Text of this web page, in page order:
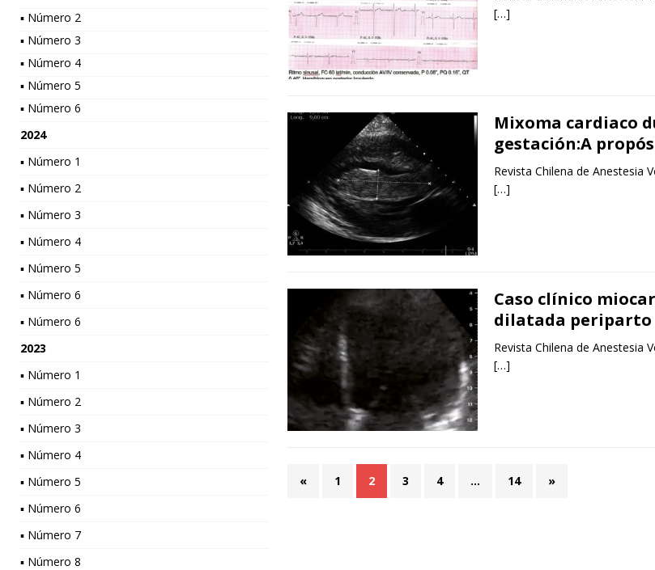
[…]
Mixoma cardiaco
gestación:A
Revista Chilena de Anestesia
[…]
Caso clínico
dilatada periparto
Revista Chilena de Anestesia
[…]
« 1 2 3 4 … 14 »
▪ Número 2
▪ Número 3
▪ Número 4
▪ Número 5
▪ Número 6
2024
▪ Número 1
▪ Número 2
▪ Número 3
▪ Número 4
▪ Número 5
▪ Número 6
▪ Número 6
2023
▪ Número 1
▪ Número 2
▪ Número 3
▪ Número 4
▪ Número 5
▪ Número 6
▪ Número 7
▪ Número 8